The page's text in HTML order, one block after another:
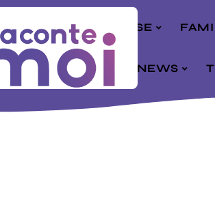
ENTREPRISE
MODE NEWS